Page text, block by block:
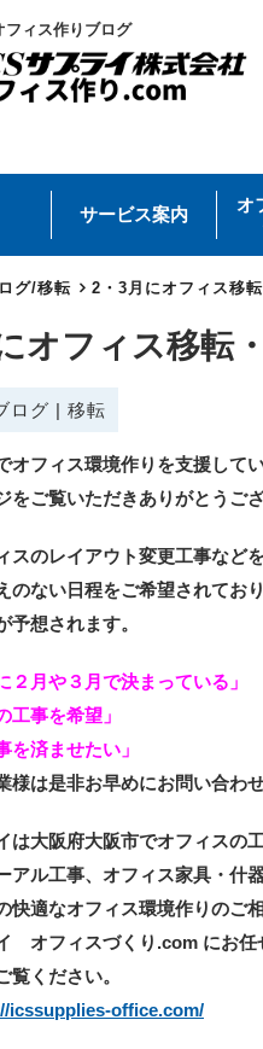
フィス作りブログ
サービス案内
オ
グ/移転 2・3月にオフィス移
オフィス移転
ログ | 移転
オフィス環境作りを支援して
をご覧いただきありがとうござ
スのレイアウト変更工事など
のない日程をご希望されてお
予想されます。
２月や３月で決まっている」
工事を希望」
を済ませたい」
様は是非お早めにお問い合わ
は大阪府大阪市でオフィスの
アル工事、オフィス家具・什
快適なオフィス環境作りのご
オフィスづくり.com にお任
覧ください。
icssupplies-office.com/